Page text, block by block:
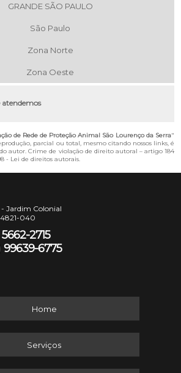
GRANDE SÃO PAULO
São Paulo
Zona Norte
Zona Oeste
atendemos
de Rede de Proteção Animal São Lourenço da Serra"
parcial ou total, mesmo citando nossos links, é
autor. Crime de violação de direito autoral – artigo 184
- Lei de direitos autorais.
- Jardim Colonial
040
5662-2715
99639-6775
Home
Serviços